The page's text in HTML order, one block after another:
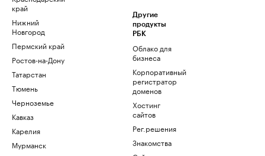
край
Нижний
Новгород
Пермский край
Ростов-на-Дону
Татарстан
Тюмень
Черноземье
Кавказ
Карелия
Мурманск
Другие
продукты
РБК
Облако для
бизнеса
Корпоративный
регистратор
доменов
Хостинг
сайтов
Рег.решения
Знакомства